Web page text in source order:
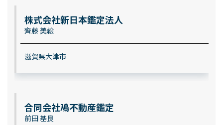
株式会社新日本鑑定法人
齊藤 美絵
滋賀県大津市
合同会社鳰不動産鑑定
前田 基良